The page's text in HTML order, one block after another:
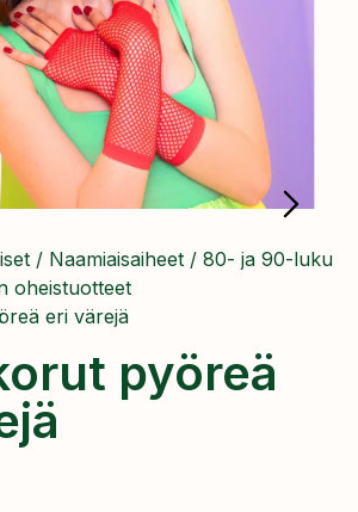
/ Naamiaisaiheet / 80- ja 90-luku
oheistuotteet
eri värejä
pyöreä